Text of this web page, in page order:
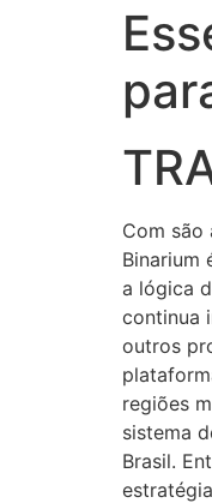
Com são
Binarium
a lógica
continua
outros
regiões
sistema
Brasil.